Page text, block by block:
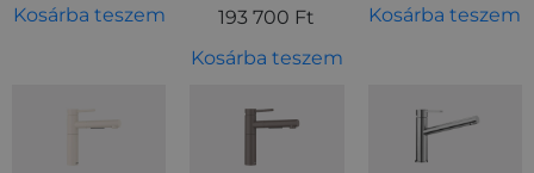
Kosárba teszem
193 700 Ft
Kosárba teszem
Kosárba teszem